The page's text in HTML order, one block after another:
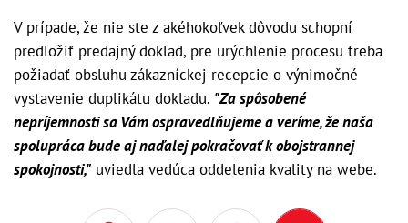
V prípade, že nie ste z akéhokoľvek dôvodu schopní
predložiť predajný doklad, pre urýchlenie procesu treba
požiadať obsluhu zákazníckej recepcie o výnimočné
vystavenie duplikátu dokladu. "Za spôsobené
nepríjemnosti sa Vám ospravedlňujeme a veríme, že naša
spolupráca bude aj naďalej pokračovať k obojstrannej
spokojnosti," uviedla vedúca oddelenia kvality na webe.